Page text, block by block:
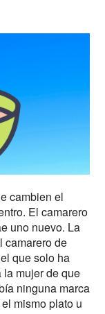
cambien el
El camarero
uno nuevo. La
camarero de
que solo ha
mujer de que
ninguna marca
mismo plato u